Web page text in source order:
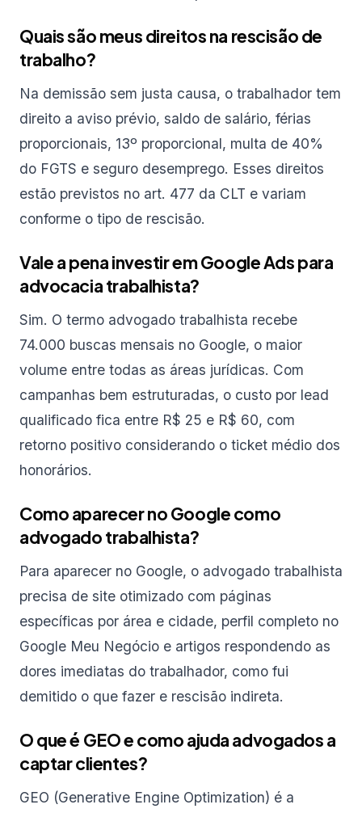
Quais são meus direitos na rescisão de
trabalho?
Na demissão sem justa causa, o trabalhador tem
direito a aviso prévio, saldo de salário, férias
proporcionais, 13º proporcional, multa de 40%
do FGTS e seguro desemprego. Esses direitos
estão previstos no art. 477 da CLT e variam
conforme o tipo de rescisão.
Vale a pena investir em Google Ads para
advocacia trabalhista?
Sim. O termo advogado trabalhista recebe
74.000 buscas mensais no Google, o maior
volume entre todas as áreas jurídicas. Com
campanhas bem estruturadas, o custo por lead
qualificado fica entre R$ 25 e R$ 60, com
retorno positivo considerando o ticket médio dos
honorários.
Como aparecer no Google como
advogado trabalhista?
Para aparecer no Google, o advogado trabalhista
precisa de site otimizado com páginas
específicas por área e cidade, perfil completo no
Google Meu Negócio e artigos respondendo as
dores imediatas do trabalhador, como fui
demitido o que fazer e rescisão indireta.
O que é GEO e como ajuda advogados a
captar clientes?
GEO (Generative Engine Optimization) é a